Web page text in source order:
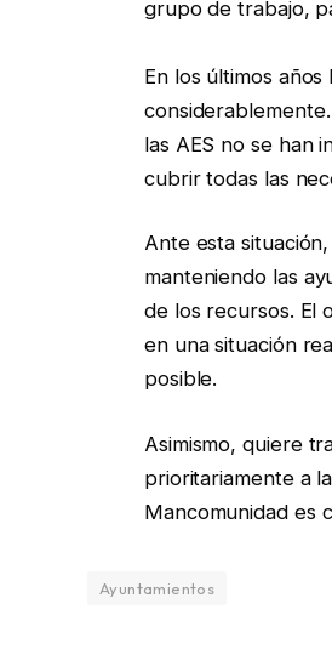
grupo de trabajo,
En los últimos
las AES no se han
cubrir todas las
Ante esta
manteniendo las
de los recursos. El
en una situación
posible.
Asimismo, quiere
prioritariamente a
Mancomunidad es
Ayuntamientos